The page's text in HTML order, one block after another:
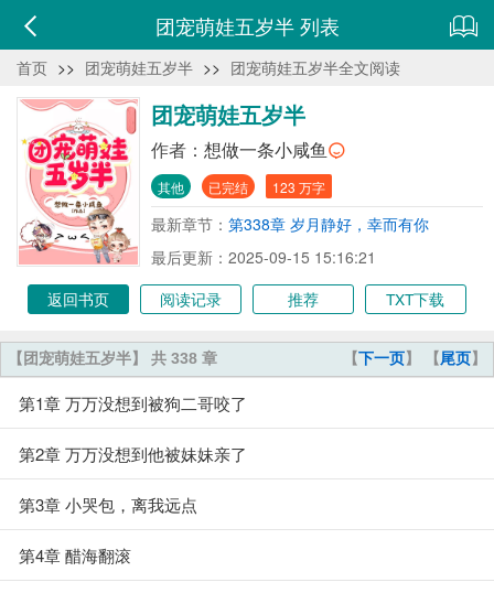
团宠萌娃五岁半 列表
首页 >> 团宠萌娃五岁半 >> 团宠萌娃五岁半全文阅读
团宠萌娃五岁半
作者： 想做一条小咸鱼
其他 已完结 123 万字
最新章节： 第338章 岁月静好，幸而有你
最后更新：2025-09-15 15:16:21
返回书页
阅读记录 推荐 TXT下载
【下一页】 【尾页】
【团宠萌娃五岁半】 共 338 章
第1章 万万没想到被狗二哥咬了
第2章 万万没想到他被妹妹亲了
第3章 小哭包，离我远点
第4章 醋海翻滚